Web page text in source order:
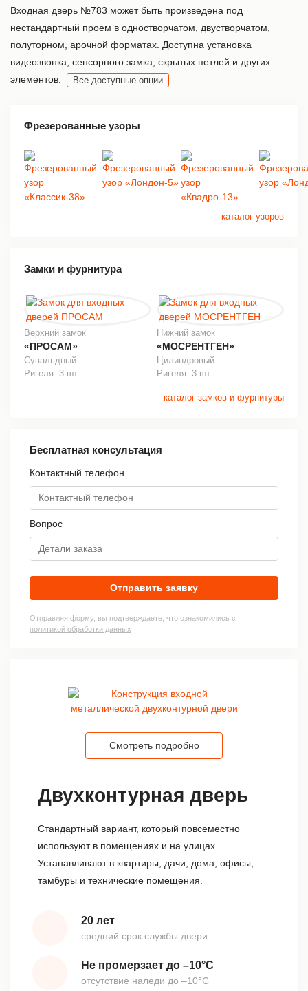
Входная дверь №783 может быть произведена под
нестандартный проем в одностворчатом, двустворчатом,
полуторном, арочной форматах. Доступна установка
видеозвонка, сенсорного замка, скрытых петлей и других
элементов.
Все доступные опции
Фрезерованные узоры
каталог узоров
Замки и фурнитура
Верхний замок
«ПРОСАМ»
Сувальдный
Ригеля: 3 шт.
Нижний замок
«МОСРЕНТГЕН»
Цилиндровый
Ригеля: 3 шт.
каталог замков и фурнитуры
Бесплатная консультация
Контактный телефон
Вопрос
Отправить заявку
Отправляя форму, вы подтверждаете, что ознакомились с
политикой обработки данных
Двухконтурная дверь
Стандартный вариант, который повсеместно
используют в помещениях и на улицах.
Устанавливают в квартиры, дачи, дома, офисы,
тамбуры и технические помещения.
20 лет
средний срок службы двери
Не промерзает до –10°С
отсутствие наледи до –10°С
Смотреть подробно